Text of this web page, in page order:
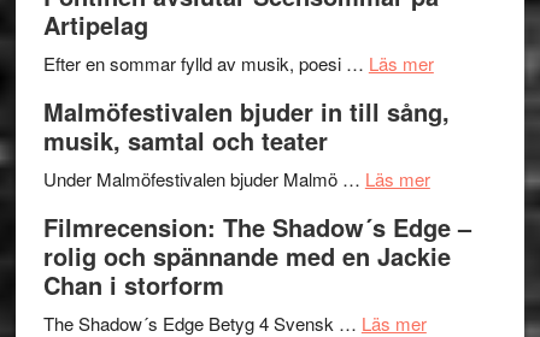
genrens
terräng
på
Artipelag
Efter en sommar fylld av musik, poesi … Läs merom
Endre,
Roland
Pöntinen
Scensommar
Malmöfestivalen bjuder in till sång,
musik, samtal och teater
Under Malmöfestivalen bjuder Malmö … Läs merom
bjuder
in
Filmrecension: The Shadow´s Edge –
rolig och spännande med en Jackie
Chan i storform
The Shadow´s Edge Betyg 4 Svensk … Läs merom